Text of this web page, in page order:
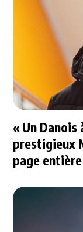
« Un Danois
prestigieux
page